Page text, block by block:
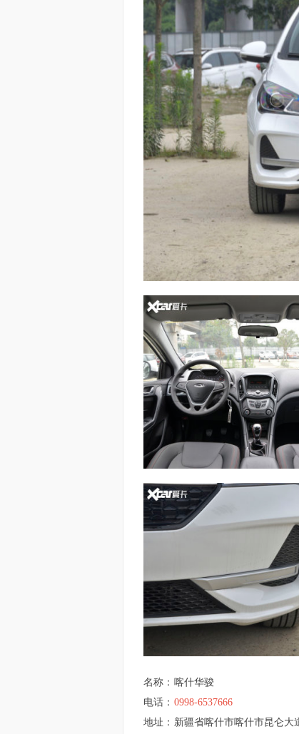
名称： 喀什华骏
电话： 0998-6537666
地址： 新疆省喀什市喀什市昆仑大